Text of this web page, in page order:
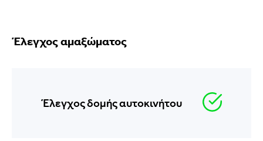
Έλεγχος αμαξώματος
Έλεγχος δομής αυτοκινήτου